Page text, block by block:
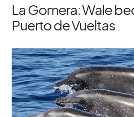
La Gomera: Wale
Puerto de Vueltas